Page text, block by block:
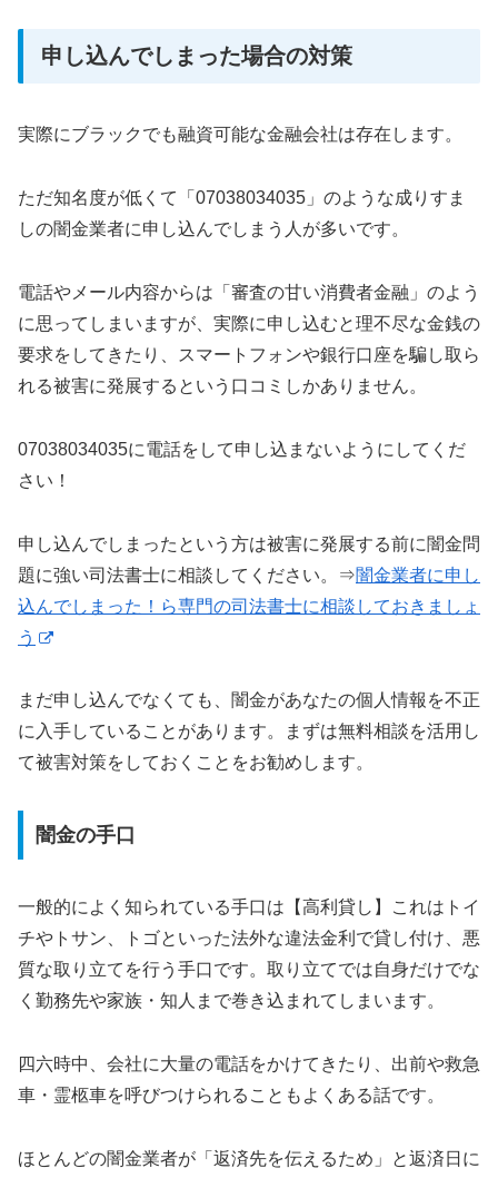
申し込んでしまった場合の対策
実際にブラックでも融資可能な金融会社は存在します。
ただ知名度が低くて「07038034035」のような成りすま
しの闇金業者に申し込んでしまう人が多いです。
電話やメール内容からは「審査の甘い消費者金融」のよう
に思ってしまいますが、実際に申し込むと理不尽な金銭の
要求をしてきたり、スマートフォンや銀行口座を騙し取ら
れる被害に発展するという口コミしかありません。
07038034035に電話をして申し込まないようにしてくだ
さい！
申し込んでしまったという方は被害に発展する前に闇金問
題に強い司法書士に相談してください。⇒闇金業者に申し
込んでしまった！ら専門の司法書士に相談しておきましょ
う
まだ申し込んでなくても、闇金があなたの個人情報を不正
に入手していることがあります。まずは無料相談を活用し
て被害対策をしておくことをお勧めします。
闇金の手口
一般的によく知られている手口は【高利貸し】これはトイ
チやトサン、トゴといった法外な違法金利で貸し付け、悪
質な取り立てを行う手口です。取り立てでは自身だけでな
く勤務先や家族・知人まで巻き込まれてしまいます。
四六時中、会社に大量の電話をかけてきたり、出前や救急
車・霊柩車を呼びつけられることもよくある話です。
ほとんどの闇金業者が「返済先を伝えるため」と返済日に